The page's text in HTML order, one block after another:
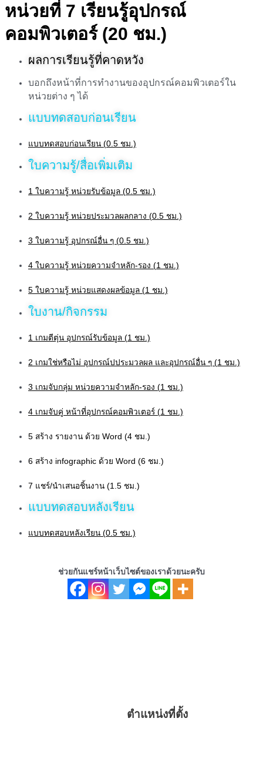
หน่วยที่ 7 เรียนรู้อุปกรณ์
คอมพิวเตอร์ (20 ชม.)
ผลการเรียนรู้ที่คาดหวัง
บอกถึงหน้าที่การทำงานของอุปกรณ์คอมพิวเตอร์ใน
หน่วยต่าง ๆ ได้
แบบทดสอบก่อนเรียน
แบบทดสอบก่อนเรียน (0.5 ชม.)
ใบความรู้/สื่อเพิ่มเติม
1 ใบความรู้ หน่วยรับข้อมูล (0.5 ชม.)
2 ใบความรู้ หน่วยประมวลผลกลาง (0.5 ชม.)
3 ใบความรู้ อุปกรณ์อื่น ๆ (0.5 ชม.)
4 ใบความรู้ หน่วยความจำหลัก-รอง (1 ชม.)
5 ใบความรู้ หน่วยแสดงผลข้อมูล (1 ชม.)
ใบงาน/กิจกรรม
1 เกมตีตุ่น อุปกรณ์รับข้อมูล (1 ชม.)
2 เกมใช่หรือไม่ อุปกรณ์ปประมวลผล และอุปกรณ์อื่น ๆ (1 ชม.)
3 เกมจับกลุ่ม หน่วยความจำหลัก-รอง (1 ชม.)
4 เกมจับคู่ หน้าที่อุปกรณ์คอมพิวเตอร์ (1 ชม.)
5 สร้าง รายงาน ด้วย Word (4 ชม.)
6 สร้าง infographic ด้วย Word (6 ชม.)
7 แชร์/นำเสนอชิ้นงาน (1.5 ชม.)
แบบทดสอบหลังเรียน
แบบทดสอบหลังเรียน (0.5 ชม.)
ช่วยกันแชร์หน้าเว็บไซต์ของเราด้วยนะครับ
ตำแหน่งที่ตั้ง